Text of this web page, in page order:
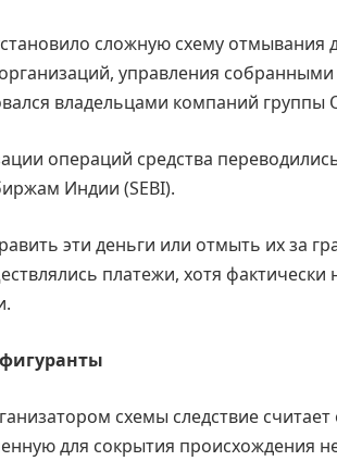
сложную схему
управления
владельцами компаний группы
операций средства
Индии (SEBI).
эти деньги или отмыть их за
платежи, хотя
схемы следствие
для сокрытия происхождения